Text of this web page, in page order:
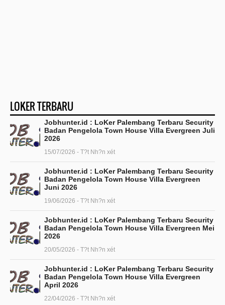
LOKER TERBARU
Jobhunter.id : LoKer Palembang Terbaru Security
Badan Pengelola Town House Villa Evergreen Juli
2026
15/07/2026 - T?t Nh?n xét
Jobhunter.id : LoKer Palembang Terbaru Security
Badan Pengelola Town House Villa Evergreen
Juni 2026
19/06/2026 - T?t Nh?n xét
Jobhunter.id : LoKer Palembang Terbaru Security
Badan Pengelola Town House Villa Evergreen Mei
2026
20/05/2026 - T?t Nh?n xét
Jobhunter.id : LoKer Palembang Terbaru Security
Badan Pengelola Town House Villa Evergreen
April 2026
22/04/2026 - T?t Nh?n xét